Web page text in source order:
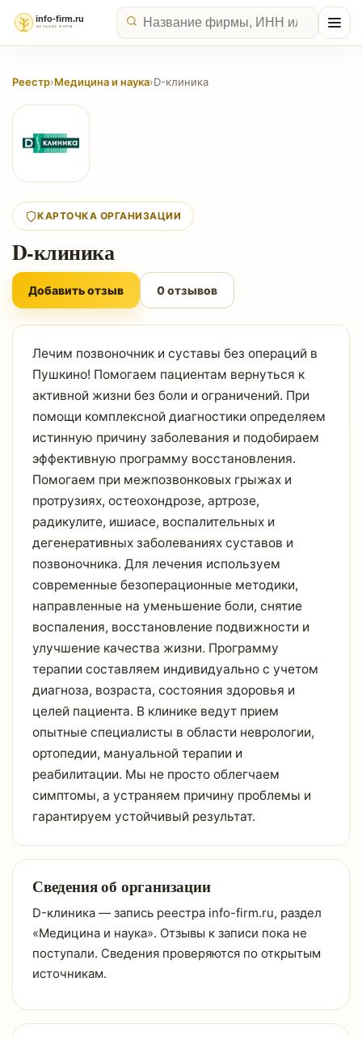
Реестр›Медицина и наука›D-клиника
КАРТОЧКА ОРГАНИЗАЦИИ
D-клиника
Добавить отзыв 0 отзывов
Лечим позвоночник и суставы без операций в
Пушкино! Помогаем пациентам вернуться к
активной жизни без боли и ограничений. При
помощи комплексной диагностики определяем
истинную причину заболевания и подобираем
эффективную программу восстановления.
Помогаем при межпозвонковых грыжах и
протрузиях, остеохондрозе, артрозе,
радикулите, ишиасе, воспалительных и
дегенеративных заболеваниях суставов и
позвоночника. Для лечения используем
современные безоперационные методики,
направленные на уменьшение боли, снятие
воспаления, восстановление подвижности и
улучшение качества жизни. Программу
терапии составляем индивидуально с учетом
диагноза, возраста, состояния здоровья и
целей пациента. В клинике ведут прием
опытные специалисты в области неврологии,
ортопедии, мануальной терапии и
реабилитации. Мы не просто облегчаем
симптомы, а устраняем причину проблемы и
гарантируем устойчивый результат.
Сведения об организации
D-клиника — запись реестра info-firm.ru, раздел
«Медицина и наука». Отзывы к записи пока не
поступали. Сведения проверяются по открытым
источникам.